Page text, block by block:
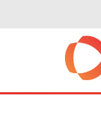
: Trying to get
: Undefined